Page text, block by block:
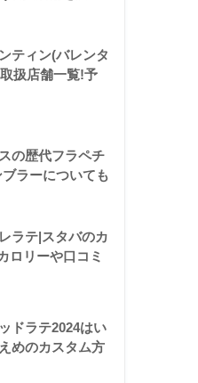
ティン(バレンタ
扱店舗一覧!予
の歴代フラペチ
ラーについても
ラテ|スタバのカ
ロリーや口コミ
ドラテ2024はい
めのカスタム方